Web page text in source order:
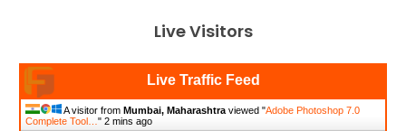
Live Visitors
Live Traffic Feed
A visitor from Mumbai, Maharashtra viewed "Adobe Photoshop 7.0
Complete Tool… " 2 mins ago